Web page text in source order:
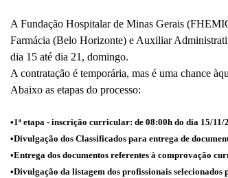
A Fundação Hospitalar de Minas Gerais
Farmácia (Belo Horizonte) e Auxiliar
dia 15 até dia 21, domingo.
A contratação é temporária, mas é uma chance
Abaixo as etapas do processo:
•1ª etapa - inscrição curricular: de 08:00h do dia 15/
•Divulgação dos Classificados para entrega de
•Entrega dos documentos referentes à comprovação
•Divulgação da listagem dos profissionais selecionados